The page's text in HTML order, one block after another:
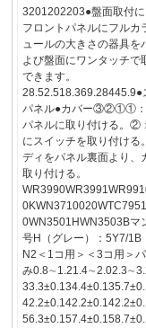
3201202203●盤面取付
フロントパネルにフルカ
ュールの大きさの器具を
よび盤面にワンタッチで
できます。
28.52.518.369.28445.9●
パネル●カバー③②①①：
パネルに取り付ける。②
にスイッチを取り付け
ディをパネル裏面より、
取り付ける。
0WN3501HWN3503Bマ
号H（グレー）：5Y7/1B
N2＜1コ用＞＜3コ用＞
み